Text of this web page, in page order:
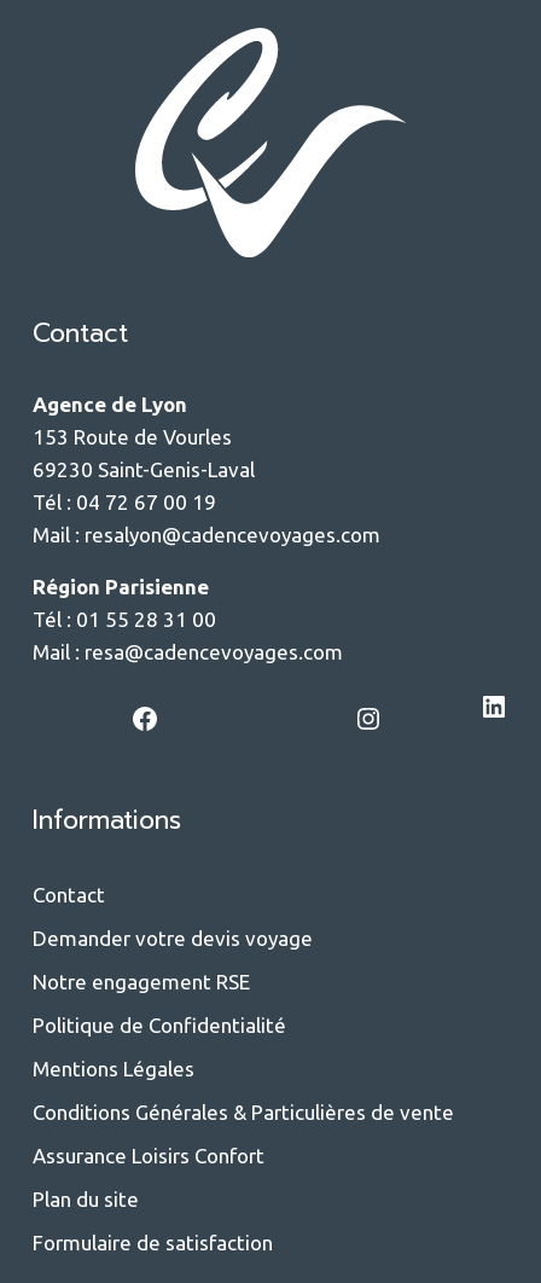
Contact
Agence de Lyon
153 Route de Vourles
69230 Saint-Genis-Laval
Tél : 04 72 67 00 19
Mail : resalyon@cadencevoyages.com
Région Parisienne
Tél : 01 55 28 31 00
Mail : resa@cadencevoyages.com
Facebook Instagram LinkedIn
Informations
Contact
Demander votre devis voyage
Notre engagement RSE
Politique de Confidentialité
Mentions Légales
Conditions Générales & Particulières de vente
Assurance Loisirs Confort
Plan du site
Formulaire de satisfaction